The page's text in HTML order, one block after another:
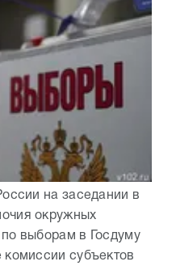
на заседании в
окружных
выборам в Госдуму
субъектов